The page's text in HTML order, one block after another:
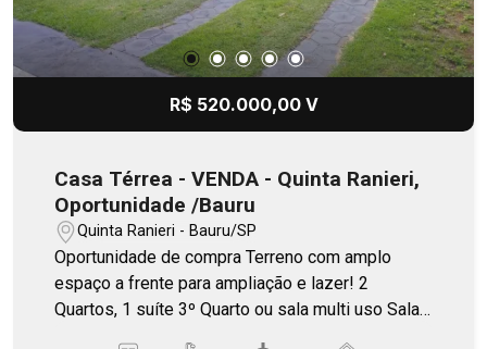
armário, lavanderia no corpo da casa Garagem
para 2 carros e portão fechado Câmeras de
monitoramento Uma casa pensada para quem
busca conforto, funcionalidade e beleza em cada
R$ 520.000,00 V
Casa Térrea - VENDA - Quinta Ranieri,
Oportunidade /Bauru
Quinta Ranieri - Bauru/SP
Oportunidade de compra Terreno com amplo
espaço a frente para ampliação e lazer! 2
Quartos, 1 suíte 3º Quarto ou sala multi uso Sala